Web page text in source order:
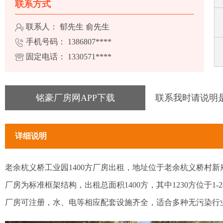
联系方式
联系人： 郁先生 俞先生
手机号码： 1386807****
固定电话： 1330571****
铭豪厂房网APP下载 联系我时请说明
详细说明
老余杭义桥工业园1400方厂房出租，地址位于老余杭义桥村
厂房为标准框架结构，出租总面积1400方，其中1230方位于
厂房可注册，水、电等相应配套设施齐全，适合多种无污染